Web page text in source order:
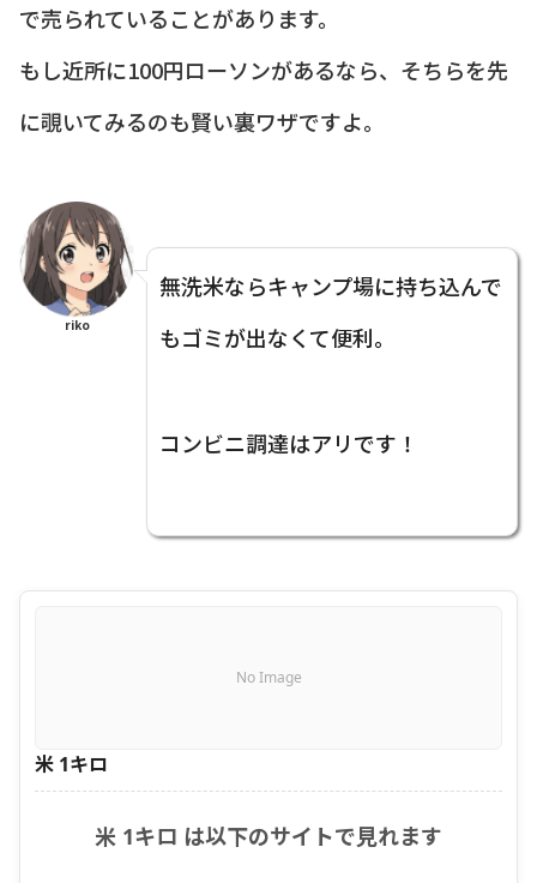
で売られていることがあります。
もし近所に100円ローソンがあるなら、そちらを先
に覗いてみるのも賢い裏ワザですよ。
riko
無洗米ならキャンプ場に持ち込んで
もゴミが出なくて便利。
コンビニ調達はアリです！
No Image
米 1キロ
米 1キロ は以下のサイトで見れます